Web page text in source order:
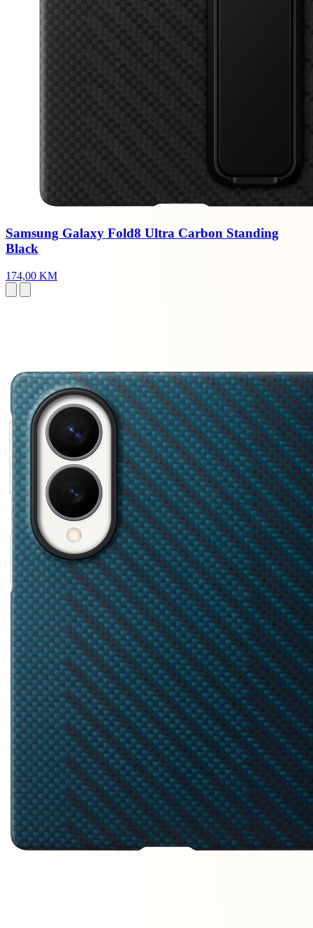
Samsung Galaxy Fold8 Ultra Carbon Standing
Black
174,00 KM